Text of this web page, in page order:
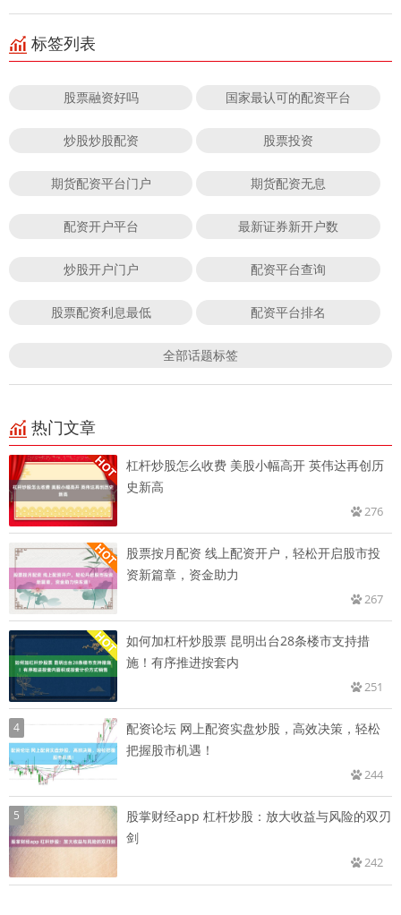
标签列表
股票融资好吗 国家最认可的配资平台
炒股炒股配资 股票投资
期货配资平台门户 期货配资无息
配资开户平台 最新证券新开户数
炒股开户门户 配资平台查询
股票配资利息最低 配资平台排名
全部话题标签
热门文章
杠杆炒股怎么收费 美股小幅高开 英伟达再创历
史新高
276
股票按月配资 线上配资开户，轻松开启股市投
资新篇章，资金助力
267
如何加杠杆炒股票 昆明出台28条楼市支持措
施！有序推进按套内
251
4
配资论坛 网上配资实盘炒股，高效决策，轻松
把握股市机遇！
244
5
股掌财经app 杠杆炒股：放大收益与风险的双刃
剑
242